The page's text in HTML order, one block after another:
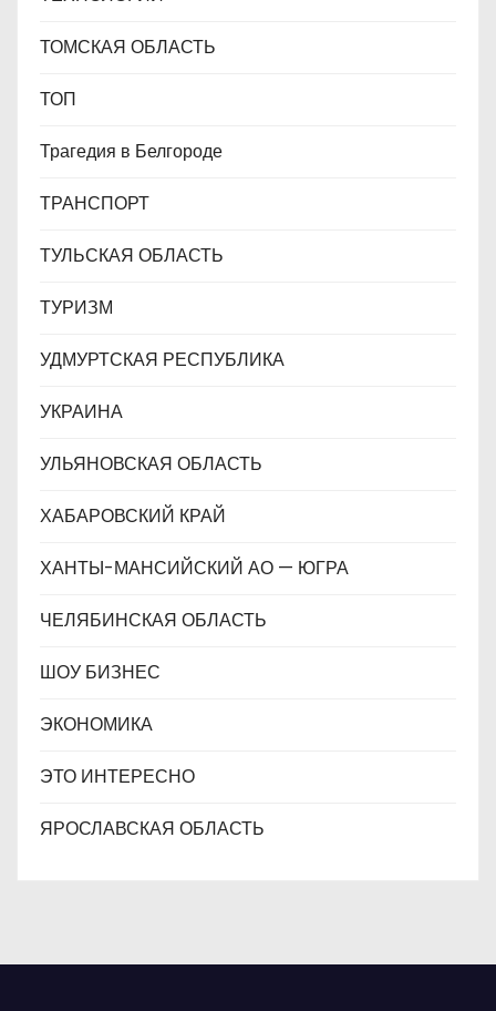
ТОМСКАЯ ОБЛАСТЬ
ТОП
Трагедия в Белгороде
ТРАНСПОРТ
ТУЛЬСКАЯ ОБЛАСТЬ
ТУРИЗМ
УДМУРТСКАЯ РЕСПУБЛИКА
УКРАИНА
УЛЬЯНОВСКАЯ ОБЛАСТЬ
ХАБАРОВСКИЙ КРАЙ
ХАНТЫ-МАНСИЙСКИЙ АО — ЮГРА
ЧЕЛЯБИНСКАЯ ОБЛАСТЬ
ШОУ БИЗНЕС
ЭКОНОМИКА
ЭТО ИНТЕРЕСНО
ЯРОСЛАВСКАЯ ОБЛАСТЬ